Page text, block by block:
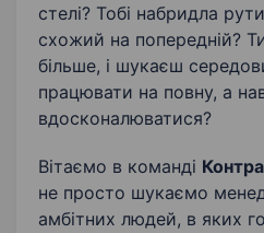
стелі? Тобі набридла
схожий на попередній?
більше, і шукаєш
працювати на повну, а
вдосконалюватися?
Вітаємо в команді
не просто шукаємо
амбітних людей, в яких